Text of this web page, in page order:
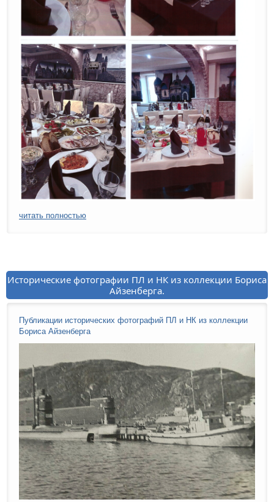
читать полностью
Исторические фотографии ПЛ и НК из коллекции Бориса
Айзенберга.
Публикации исторических фотографий ПЛ и НК из коллекции
Бориса Айзенберга